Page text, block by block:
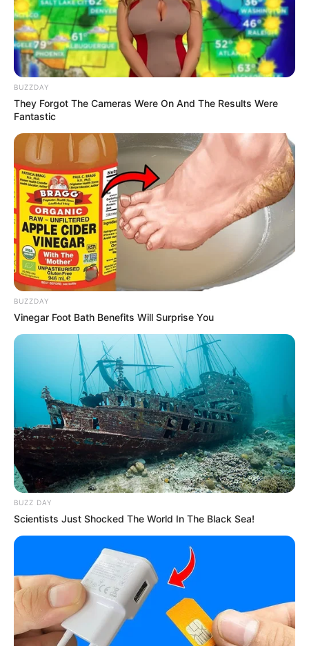
BUZZDAY
They Forgot The Cameras Were On And The Results Were
Fantastic
BUZZDAY
Vinegar Foot Bath Benefits Will Surprise You
BUZZ DAY
Scientists Just Shocked The World In The Black Sea!